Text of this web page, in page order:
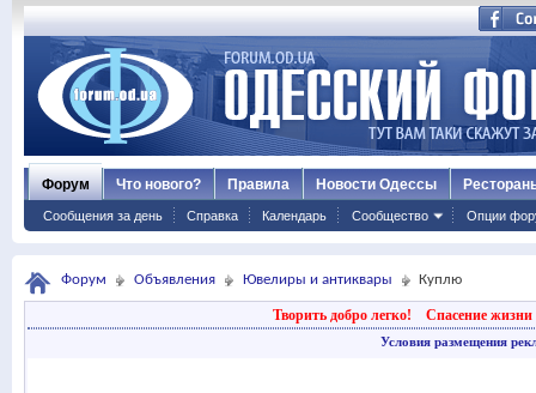
Форум
Сообщения за день Справка Календарь Сообщество Опции
Что нового? Правила Новости Одессы
Форум Объявления Ювелиры и антиквары Куплю
Творить добро легко! Спасение жизни
Условия размещения